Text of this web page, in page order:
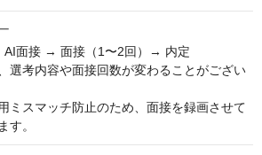
AI面接 → 面接（1〜2回）→ 内定
選考内容や面接回数が変わることがござい
ミスマッチ防止のため、面接を録画させて
す。